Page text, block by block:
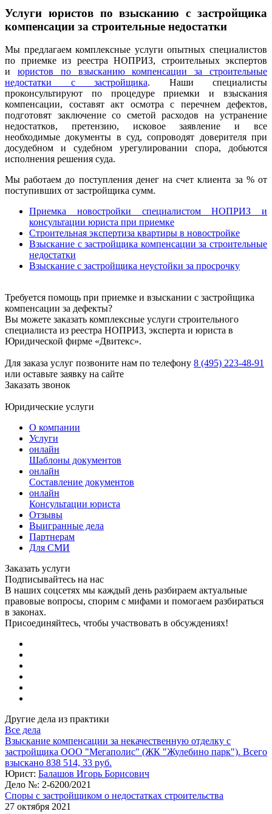
Услуги юристов по взысканию с застройщика
компенсации за строительные недостатки
Мы предлагаем комплексные услуги опытных специалистов
по приемке из реестра НОПРИЗ, строительных экспертов
и юристов по взысканию компенсации за строительные
недостатки с застройщика. Наши специалисты
проконсультируют по процедуре приемки и взыскания
компенсации, составят акт осмотра с перечнем дефектов,
подготовят заключение со сметой расходов на устранение
недостатков, претензию, исковое заявление и все
необходимые документы в суд, сопроводят доверителя при
досудебном и судебном урегулировании спора, добьются
исполнения решения суда.
Мы работаем до поступления денег на счет клиента за % от
поступивших от застройщика сумм.
Приемка новостройки специалистом НОПРИЗ и
консультации юриста при приемке
Строительная экспертиза квартиры в новостройке
Взыскание с застройщика компенсации за строительные
недостатки
Взыскание с застройщика неустойки за просрочку
Требуется помощь при приемке и взыскании с застройщика
компенсации за дефекты?
Вы можете заказать комплексные услуги строительного
специалиста из реестра НОПРИЗ, эксперта и юриста в
Юридической фирме «Двитекс».
Для заказа услуг позвоните нам по телефону 8 (495) 223-48-91
или оставьте заявку на сайте
Заказать звонок
Юридические услуги
О компании
Услуги
онлайн
Шаблоны документов
онлайн
Составление документов
онлайн
Консультации юриста
Отзывы
Выигранные дела
Партнерам
Для СМИ
Заказать услуги
Подписывайтесь на нас
В наших соцсетях мы каждый день разбираем актуальные
правовые вопросы, спорим с мифами и помогаем разбираться
в законах.
Присоединяйтесь, чтобы участвовать в обсуждениях!
Другие дела из практики
Все дела
Взыскание компенсации за некачественную отделку с
застройщика ООО "Мегаполис" (ЖК "Жулебино парк"). Всего
взыскано 838 514, 33 руб.
Юрист: Балашов Игорь Борисович
Дело №: 2-6200/2021
Споры с застройщиком о недостатках строительства
27 октября 2021